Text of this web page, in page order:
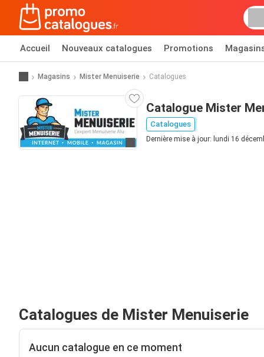
Accueil Nouveaux catalogues Promotions
Magasins Mister Menuiserie Catalogues
Allez au site web
Catalogue Mister
Catalogues
Dernière mise à jour: lundi 16
Catalogues de Mister Menuiserie
Aucun catalogue en ce moment